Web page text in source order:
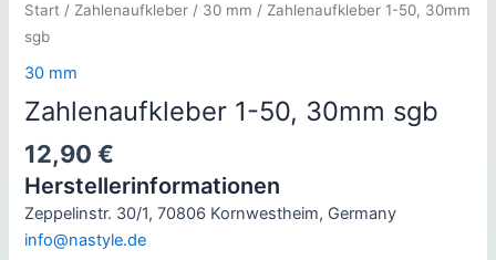
Start / Zahlenaufkleber / 30 mm / Zahlenaufkleber 1-50, 30mm
sgb
30 mm
Zahlenaufkleber 1-50, 30mm sgb
12,90€
Herstellerinformationen
Zeppelinstr. 30/1, 70806 Kornwestheim, Germany
info@nastyle.de